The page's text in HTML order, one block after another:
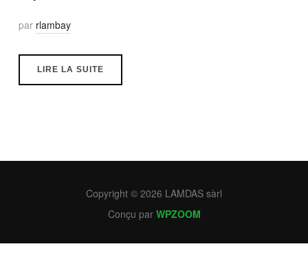
par rlambay
LIRE LA SUITE
Copyright © 2026 LAMDAS sàrl
Conçu par WPZOOM